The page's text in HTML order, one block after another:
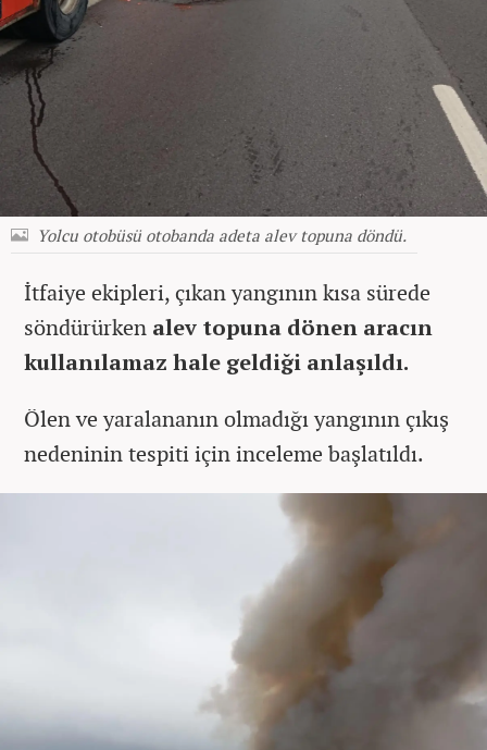
Yolcu otobüsü otobanda adeta alev topuna döndü.
İtfaiye ekipleri, çıkan yangının kısa sürede
söndürürken alev topuna dönen aracın
kullanılamaz hale geldiği anlaşıldı.
Ölen ve yaralananın olmadığı yangının çıkış
nedeninin tespiti için inceleme başlatıldı.